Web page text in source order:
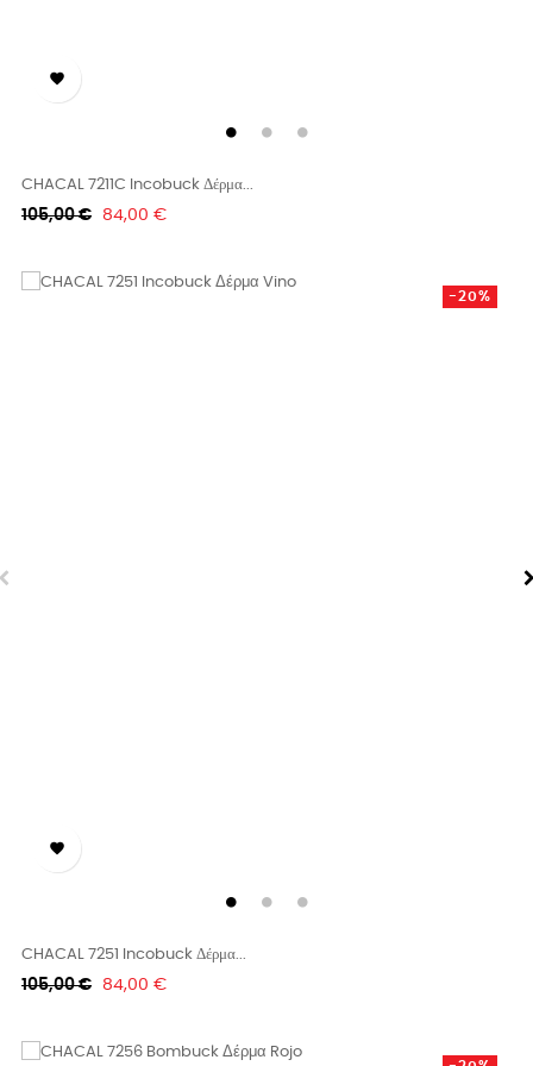

CHACAL 7211C Incobuck Δέρμα...
Κανονική
105,00 € Τιμή
84,00 €

CHACAL 7251 Incobuck Δέρμα...
Κανονική
105,00 €
-20%
Τιμή
84,00 €